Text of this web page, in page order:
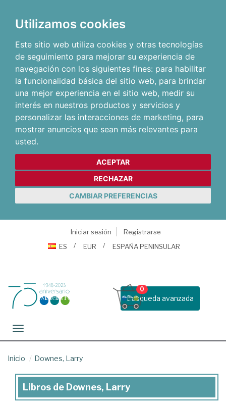
Utilizamos cookies
Este sitio web utiliza cookies y otras tecnologías
de seguimiento para mejorar su experiencia de
navegación con los siguientes fines: para habilitar
la funcionalidad básica del sitio web, para brindar
una mejor experiencia en el sitio web, medir su
interés en nuestros productos y servicios y
personalizar las interacciones de marketing, para
mostrar anuncios que sean más relevantes para
usted.
ACEPTAR
RECHAZAR
CAMBIAR PREFERENCIAS
Iniciar sesión
Registrarse
ES
EUR ESPAÑA PENINSULAR
Busqueda avanzada
0
Toggle navigation
Inicio Downes, Larry
Libros
Libros de Downes, Larry